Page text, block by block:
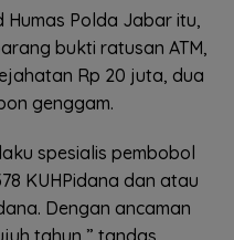
Polda Jabar itu,
bukti ratusan ATM,
Rp 20 juta, dua
genggam.
spesialis pembobol
KUHPidana dan atau
Dengan ancaman
tahun,” tandas